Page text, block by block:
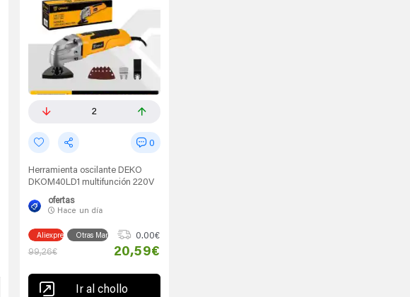
2
0
Herramienta oscilante DEKO
DKOM40LD1 multifunción 220V
ofertas
Hace un día
Aliexpress Otras Marcas
0.00€
99,26€
20,59€
Ir al chollo